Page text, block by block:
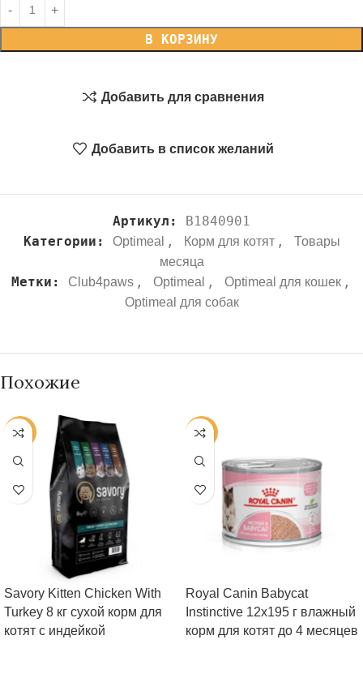
В КОРЗИНУ
Добавить для сравнения
Добавить в список желаний
Артикул:
B1840901
Категории:
Optimeal , Корм для котят ,
Товары
месяца
Метки: Club4paws , Optimeal , Optimeal для кошек ,
Optimeal для собак
Похожие
-38%
Savory Kitten Chicken With
Turkey 8 кг сухой корм для
котят с индейкой
-24%
Royal Canin Babycat
Instinctive 12х195 г влажный
корм для котят до 4 месяцев